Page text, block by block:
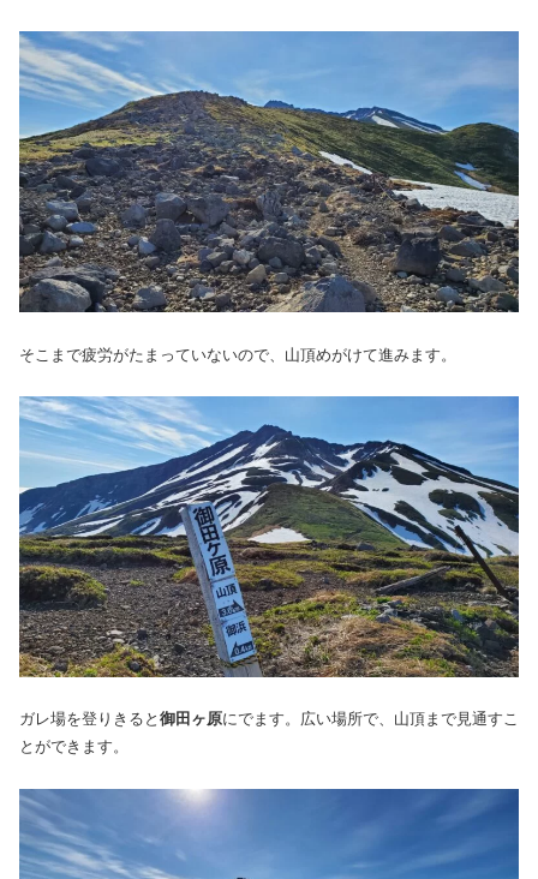
そこまで疲労がたまっていないので、山頂めがけて進みます。
ガレ場を登りきると 御田ヶ原にでます。広い場所で、山頂まで見通すこ
とができます。